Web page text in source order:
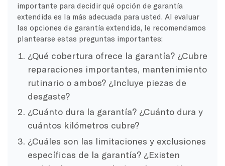
importante para decidir qué opción de garantía
extendida es la más adecuada para usted. Al evaluar
las opciones de garantía extendida, le recomendamos
plantearse estas preguntas importantes:
¿Qué cobertura ofrece la garantía? ¿Cubre
reparaciones importantes, mantenimiento
rutinario o ambos? ¿Incluye piezas de
desgaste?
¿Cuánto dura la garantía? ¿Cuánto dura y
cuántos kilómetros cubre?
¿Cuáles son las limitaciones y exclusiones
específicas de la garantía? ¿Existen